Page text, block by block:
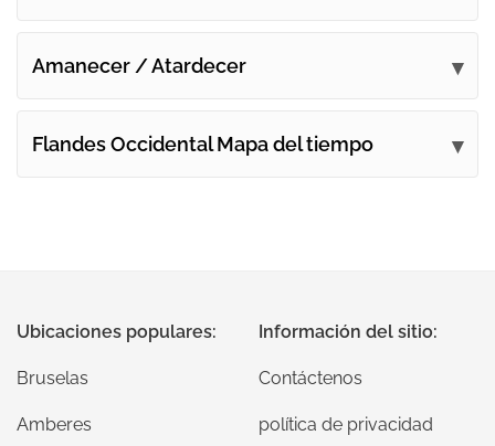
Amanecer / Atardecer
Flandes Occidental Mapa del tiempo
Ubicaciones populares:
Bruselas
Amberes
Información del sitio:
Contáctenos
política de privacidad